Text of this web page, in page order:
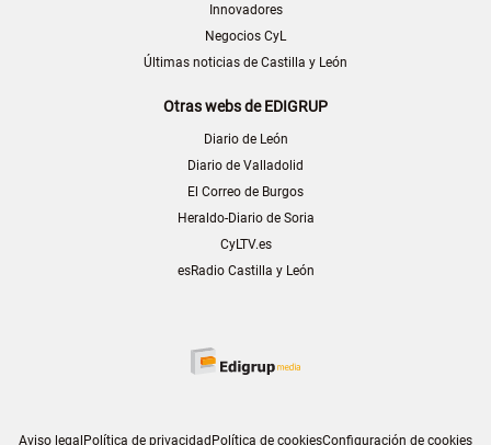
Innovadores
Negocios CyL
Últimas noticias de Castilla y León
Otras webs de EDIGRUP
Diario de León
Diario de Valladolid
El Correo de Burgos
Heraldo-Diario de Soria
CyLTV.es
esRadio Castilla y León
Aviso legalPolítica de privacidadPolítica de cookiesConfiguración de cookies